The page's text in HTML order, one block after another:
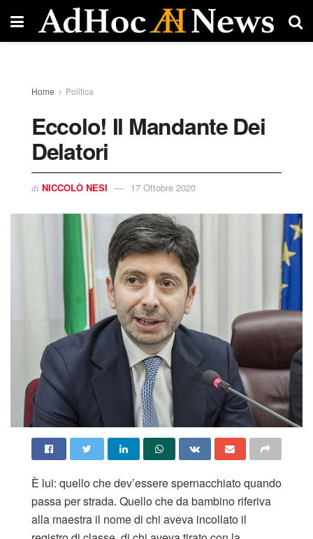
Home Politica
Eccolo! Il Mandante Dei
Delatori
di NICCOLÒ NESI 17 Ottobre 2020
È lui: quello che dev’essere spernacchiato quando
passa per strada. Quello che da bambino riferiva
alla maestra il nome di chi aveva incollato il